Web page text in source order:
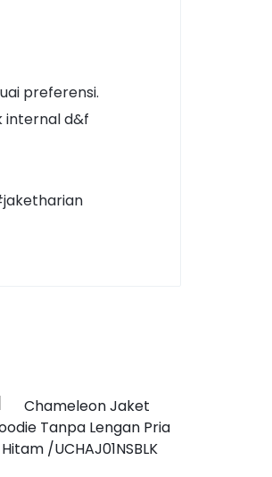
preferensi.
internal d&f